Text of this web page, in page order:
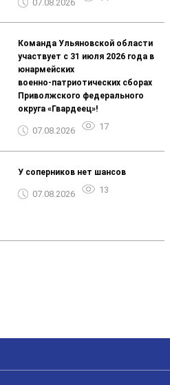
07.08.2026
Команда Ульяновской области
участвует с 31 июля 2026 года в
юнармейских
военно‑патриотических сборах
Приволжского федерального
округа «Гвардеец»!
07.08.2026 17
У соперников нет шансов
07.08.2026 13